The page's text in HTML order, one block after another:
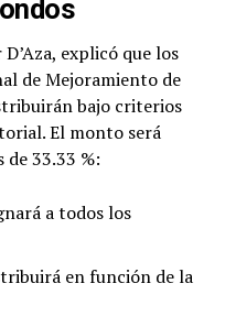
explicó que los
de Mejoramiento de
bajo criterios
El monto será
33.33 %:
a todos los
en función de la